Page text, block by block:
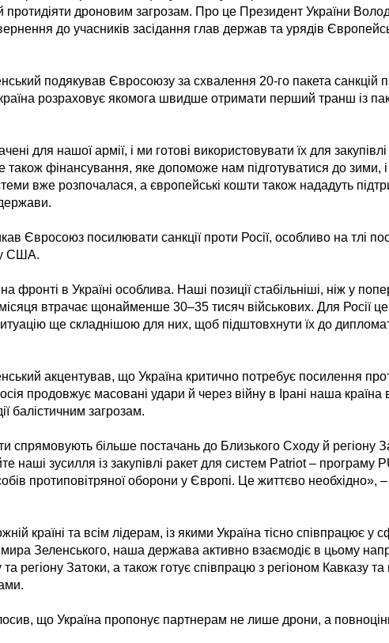
протидіяти дроновим загрозам. Про це Президент України
до учасників засідання глав держав та урядів
подякував Євросоюзу за схвалення 20-го пакета санкцій
розраховує якомога швидше отримати перший транш із
для нашої армії, і ми готові використовувати їх для
фінансування, яке допоможе нам підготуватися до зими, і
вже розпочалася, а європейські кошти також нададуть
Євросоюз посилювати санкції проти Росії, особливо на тлі
США.
фронті в Україні особлива. Наші позиції стабільніші, ніж у
втрачає щонайменше 30–35 тисяч військових. Для Росії
ще складнішою для них, щоб підштовхнути їх до
акцентував, що Україна критично потребує посилення
продовжує масовані удари й через війну в Ірані наша країна
балістичним загрозам.
спрямовують більше постачань до Близького Сходу й регіону
наші зусилля із закупівлі ракет для систем Patriot – програму
протиповітряної оборони у Європі. Це життєво необхідно»,
країні та всім лідерам, із якими Україна тісно співпрацює у
Зеленського, наша держава активно взаємодіє в цьому
регіону Затоки, а також готує співпрацю з регіоном Кавказу
що Україна пропонує партнерам не лише дрони, а